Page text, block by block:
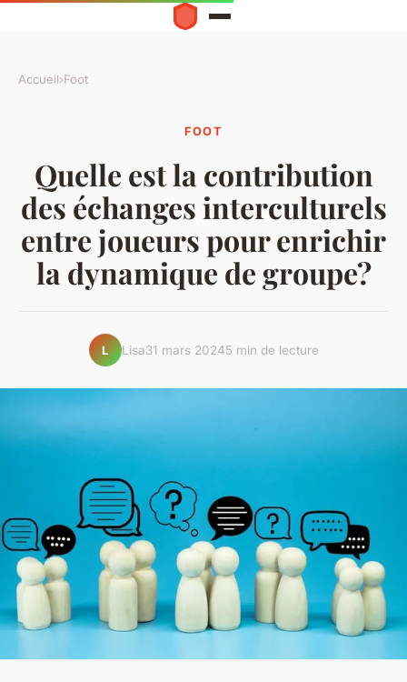
Accueil›Foot
FOOT
Quelle est la contribution
des échanges interculturels
entre joueurs pour enrichir
la dynamique de groupe?
L Lisa31 mars 20245 min de lecture